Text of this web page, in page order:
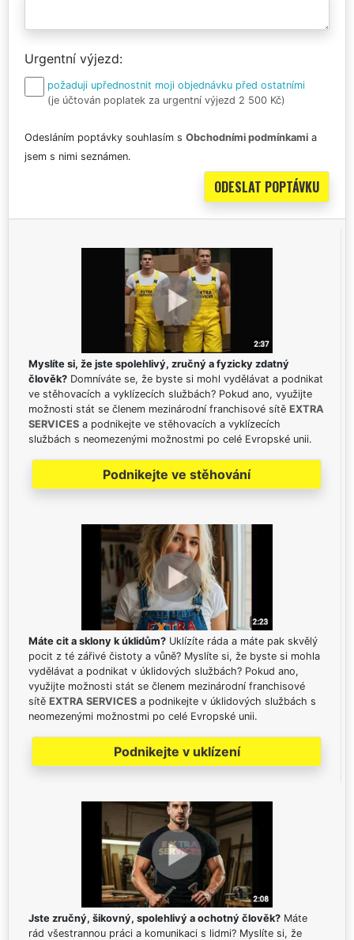
Urgentní výjezd
požaduji upřednostnit moji objednávku před ostatními
(je účtován poplatek za urgentní výjezd 2 500 Kč)
Odesláním poptávky souhlasím s Obchodními podmínkami a
jsem s nimi seznámen.
Myslíte si, že jste spolehlivý, zručný a fyzicky zdatný
člověk? Domníváte se, že byste si mohl vydělávat a podnikat
ve stěhovacích a vyklízecích službách? Pokud ano, využijte
možnosti stát se členem mezinárodní franchisové sítě EXTRA
SERVICES a podnikejte ve stěhovacích a vyklízecích
službách s neomezenými možnostmi po celé Evropské unii.
Podnikejte ve stěhování
Máte cit a sklony k úklidům? Uklízíte ráda a máte pak skvělý
pocit z té zářivé čistoty a vůně? Myslíte si, že byste si mohla
vydělávat a podnikat v úklidových službách? Pokud ano,
využijte možnosti stát se členem mezinárodní franchisové
sítě EXTRA SERVICES a podnikejte v úklidových službách s
neomezenými možnostmi po celé Evropské unii.
Podnikejte v uklízení
Jste zručný, šikovný, spolehlivý a ochotný člověk? Máte
rád všestrannou práci a komunikaci s lidmi? Myslíte si, že